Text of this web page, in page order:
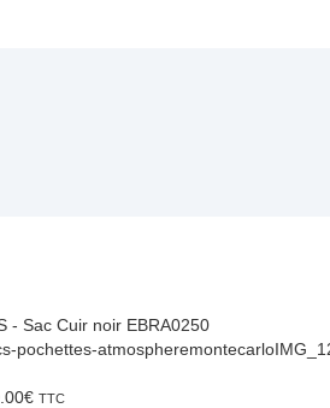
- Sac Cuir noir EBRA0250
€ TTC